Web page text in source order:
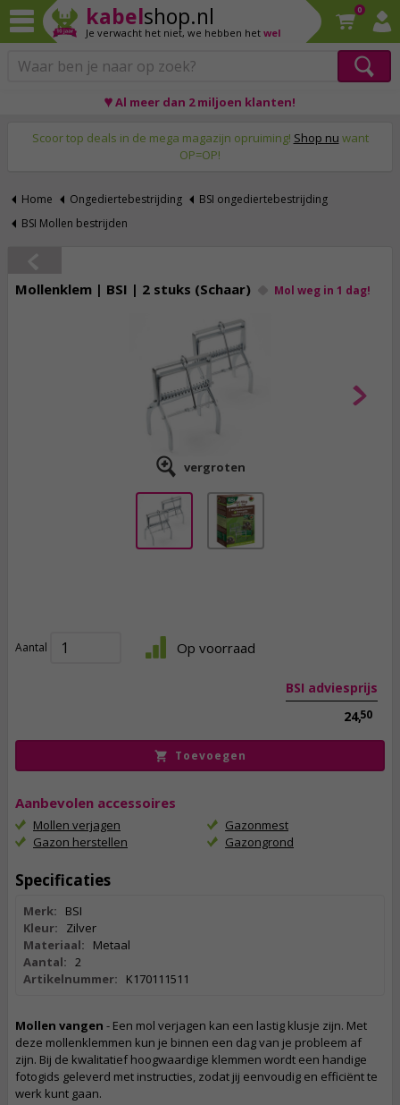
kabelshop.nl
Je verwacht het niet, we hebben het wel
0
♥ Al meer dan 2 miljoen klanten!
Scoor top deals in de mega magazijn opruiming! Shop nu want
OP=OP!
Home Ongediertebestrijding
BSI ongediertebestrijding
BSI Mollen bestrijden
Mollenklem | BSI | 2 stuks (Schaar) Mol weg in 1 dag!
vergroten
BSI adviesprijs
24,50
Aantal Op voorraad
Toevoegen
Aanbevolen accessoires
Mollen verjagen
Gazon herstellen
Gazonmest
Gazongrond
Specificaties
Merk:
BSI
Kleur:
Zilver
Materiaal:
Metaal
Aantal: 2
Artikelnummer:
K170111511
Mollen vangen - Een mol verjagen kan een lastig klusje zijn. Met
deze mollenklemmen kun je binnen een dag van je probleem af
zijn. Bij de kwalitatief hoogwaardige klemmen wordt een handige
fotogids geleverd met instructies, zodat jij eenvoudig en efficiënt te
werk kunt gaan.